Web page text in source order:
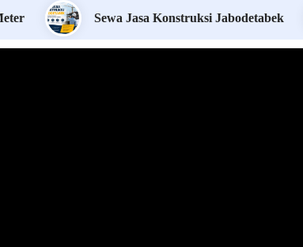
Sewa Jasa Konstruksi Jabodetabek